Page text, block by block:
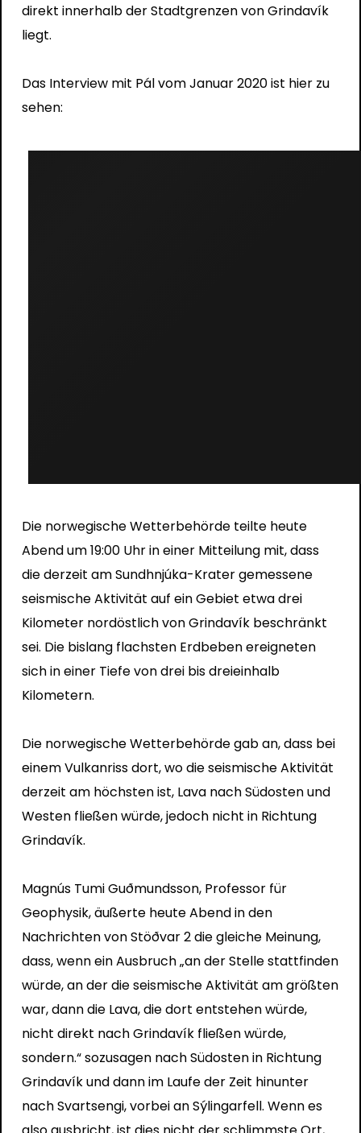
direkt innerhalb der Stadtgrenzen von Grindavík
liegt.
Das Interview mit Pál vom Januar 2020 ist hier zu
sehen:
Die norwegische Wetterbehörde teilte heute
Abend um 19:00 Uhr in einer Mitteilung mit, dass
die derzeit am Sundhnjúka-Krater gemessene
seismische Aktivität auf ein Gebiet etwa drei
Kilometer nordöstlich von Grindavík beschränkt
sei. Die bislang flachsten Erdbeben ereigneten
sich in einer Tiefe von drei bis dreieinhalb
Kilometern.
Die norwegische Wetterbehörde gab an, dass bei
einem Vulkanriss dort, wo die seismische Aktivität
derzeit am höchsten ist, Lava nach Südosten und
Westen fließen würde, jedoch nicht in Richtung
Grindavík.
Magnús Tumi Guðmundsson, Professor für
Geophysik, äußerte heute Abend in den
Nachrichten von Stöðvar 2 die gleiche Meinung,
dass, wenn ein Ausbruch „an der Stelle stattfinden
würde, an der die seismische Aktivität am größten
war, dann die Lava, die dort entstehen würde,
nicht direkt nach Grindavík fließen würde,
sondern.“ sozusagen nach Südosten in Richtung
Grindavík und dann im Laufe der Zeit hinunter
nach Svartsengi, vorbei an Sýlingarfell. Wenn es